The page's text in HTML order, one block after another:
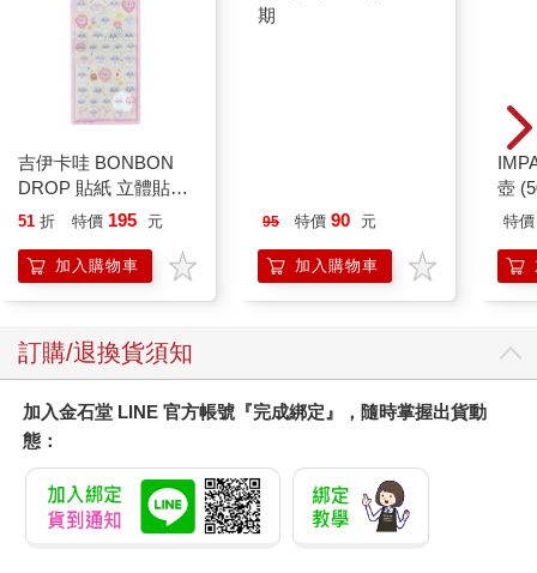
吉伊卡哇 BONBON
DROP 貼紙 立體貼紙
水晶貼紙 手帳貼 裝飾
兔兔 Chiikawa
51 折 特價 195 元
加入購物車
95 特價 90 元
加入購物車
壺
特價
訂購/退換貨須知
加入金石堂 LINE 官方帳號『完成綁定』，隨時掌握出貨動
態：